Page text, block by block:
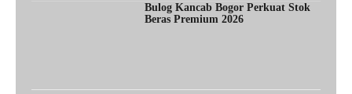
Bulog Kancab Bogor Perkuat Stok
Beras Premium 2026